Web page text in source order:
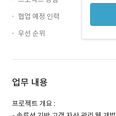
협업 예정 인력
우선 순위
업무 내용
프로젝트 개요 :